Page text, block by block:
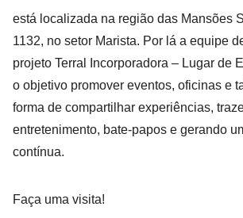
está localizada na região das Mansões
1132, no setor Marista. Por lá a equipe
projeto Terral Incorporadora – Lugar de
o objetivo promover eventos, oficinas e
forma de compartilhar experiências,
entretenimento, bate-papos e gerando
contínua.
Faça uma visita!